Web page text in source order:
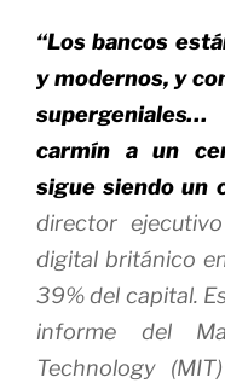
“Los bancos
y modernos, y
carmín a un
sigue siendo un
director
digital británico
39% del capital.
informe del
Technology